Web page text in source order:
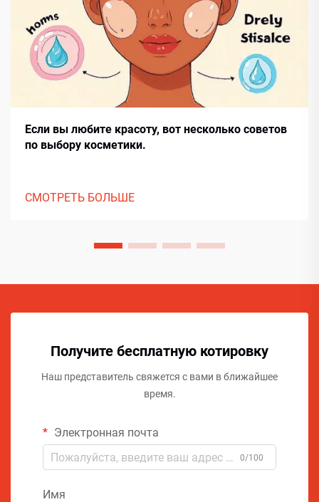
Если вы любите красоту, вот несколько советов
по выбору косметики.
СМОТРЕТЬ БОЛЬШЕ
Получите бесплатную котировку
Наш представитель свяжется с вами в ближайшее
время.
Электронная почта
0/100
Имя